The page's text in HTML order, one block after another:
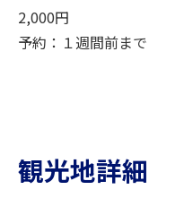
2,000円
予約：１週間前まで
観光地詳細